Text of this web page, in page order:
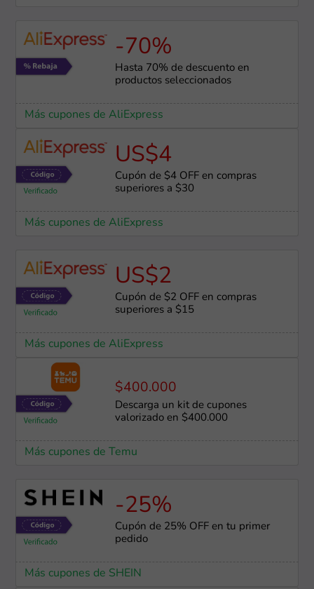
-70%
Hasta 70% de descuento en
productos seleccionados
Más cupones de AliExpress
US$4
Cupón de $4 OFF en compras
superiores a $30
Más cupones de AliExpress
US$2
Cupón de $2 OFF en compras
superiores a $15
Más cupones de AliExpress
$400.000
Descarga un kit de cupones
valorizado en $400.000
Más cupones de Temu
-25%
Cupón de 25% OFF en tu primer
pedido
Más cupones de SHEIN